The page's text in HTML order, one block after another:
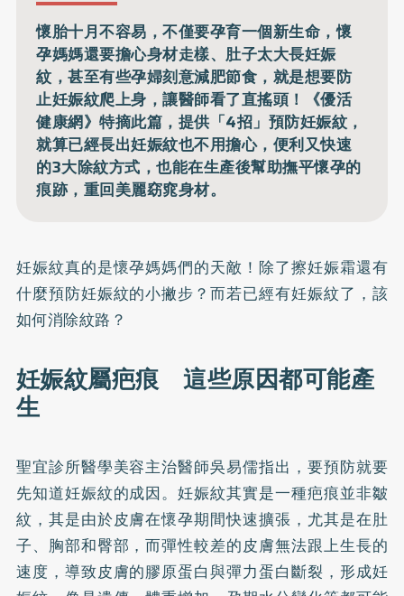
懷胎十月不容易，不僅要孕育一個新生命，懷
孕媽媽還要擔心身材走樣、肚子太大長妊娠
紋，甚至有些孕婦刻意減肥節食，就是想要防
止妊娠紋爬上身，讓醫師看了直搖頭！《優活
健康網》特摘此篇，提供「4招」預防妊娠紋，
就算已經長出妊娠紋也不用擔心，便利又快速
的3大除紋方式，也能在生產後幫助撫平懷孕的
痕跡，重回美麗窈窕身材。
妊娠紋真的是懷孕媽媽們的天敵！除了擦妊娠霜還有
什麼預防妊娠紋的小撇步？而若已經有妊娠紋了，該
如何消除紋路？
妊娠紋屬疤痕 這些原因都可能產
生
聖宜診所醫學美容主治醫師吳易儒指出，要預防就要
先知道妊娠紋的成因。妊娠紋其實是一種疤痕並非皺
紋，其是由於皮膚在懷孕期間快速擴張，尤其是在肚
子、胸部和臀部，而彈性較差的皮膚無法跟上生長的
速度，導致皮膚的膠原蛋白與彈力蛋白斷裂，形成妊